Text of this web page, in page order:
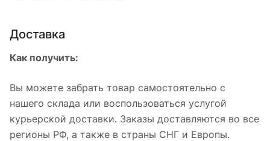
Доставка
Как получить:
Вы можете забрать товар самостоятельно с
нашего склада или воспользоваться услугой
курьерской доставки. Заказы доставляются во все
регионы РФ, а также в страны СНГ и Европы.